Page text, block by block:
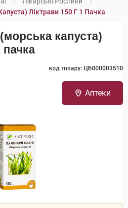
Ліктрави 150 Г 1 Пачка
(морська капуста)
пачка
код товару: ЦБ000003510
Аптеки